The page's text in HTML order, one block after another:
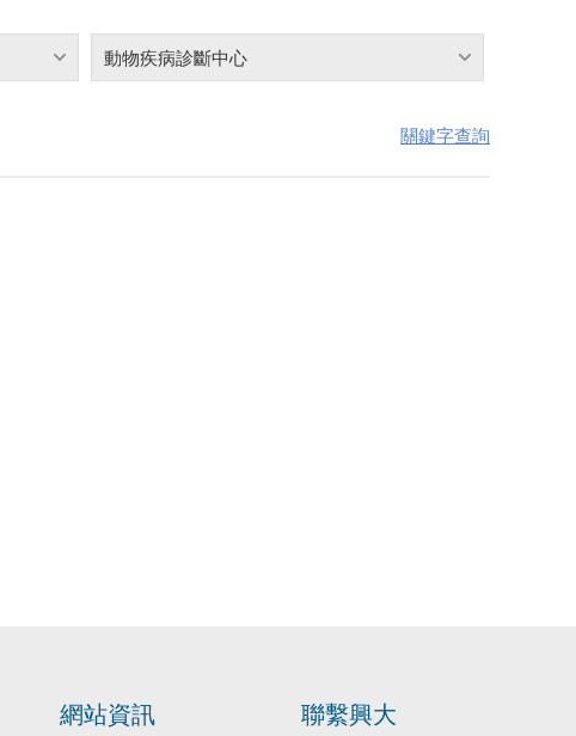
動物疾病診斷中心
關鍵字查詢
網站資訊 聯繫興大